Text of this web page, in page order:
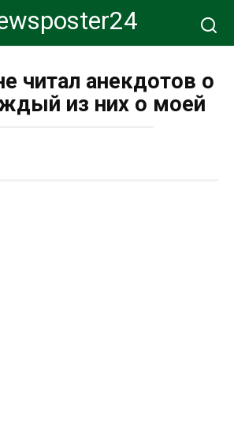
читал анекдотов о
из них о моей